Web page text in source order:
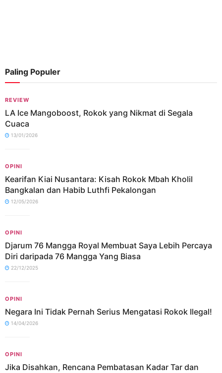
Paling Populer
REVIEW
LA Ice Mangoboost, Rokok yang Nikmat di Segala
Cuaca
13/01/2026
OPINI
Kearifan Kiai Nusantara: Kisah Rokok Mbah Kholil
Bangkalan dan Habib Luthfi Pekalongan
12/05/2026
OPINI
Djarum 76 Mangga Royal Membuat Saya Lebih Percaya
Diri daripada 76 Mangga Yang Biasa
22/12/2025
OPINI
Negara Ini Tidak Pernah Serius Mengatasi Rokok Ilegal!
14/04/2026
OPINI
Jika Disahkan, Rencana Pembatasan Kadar Tar dan